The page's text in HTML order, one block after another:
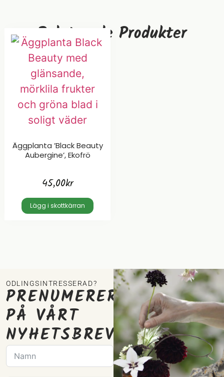
Relaterade Produkter
Äggplanta ’Black Beauty
Aubergine’, Ekofrö
45,00kr
Lägg i skottkärran
ODLINGSINTRESSERAD?
PRENUMERERA
PÅ VÅRT
NYHETSBREV